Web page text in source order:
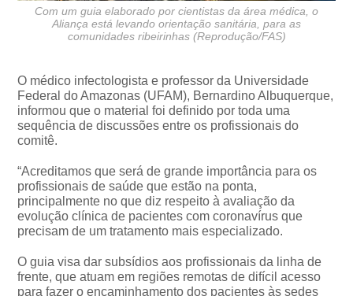
Com um guia elaborado por cientistas da área médica, o
Aliança está levando orientação sanitária, para as
comunidades ribeirinhas (Reprodução/FAS)
O médico infectologista e professor da Universidade
Federal do Amazonas (UFAM), Bernardino Albuquerque,
informou que o material foi definido por toda uma
sequência de discussões entre os profissionais do
comitê.
“Acreditamos que será de grande importância para os
profissionais de saúde que estão na ponta,
principalmente no que diz respeito à avaliação da
evolução clínica de pacientes com coronavírus que
precisam de um tratamento mais especializado.
O guia visa dar subsídios aos profissionais da linha de
frente, que atuam em regiões remotas de difícil acesso
para fazer o encaminhamento dos pacientes às sedes